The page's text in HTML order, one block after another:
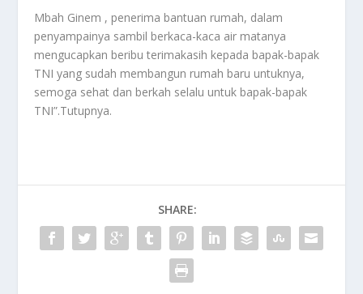
Mbah Ginem , penerima bantuan rumah, dalam
penyampainya sambil berkaca-kaca air matanya
mengucapkan beribu terimakasih kepada bapak-bapak
TNI yang sudah membangun rumah baru untuknya,
semoga sehat dan berkah selalu untuk bapak-bapak
TNI”.Tutupnya.
SHARE: